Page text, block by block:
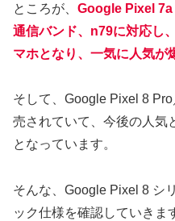
ところが、 Google Pixel 7a
通信バンド、n79に対応し
マホとなり、一気に人気が
そして、Google Pixel 8
売されていて、今後の人気
となっています。
そんな、Google Pixel 8 シ
ック仕様を確認していきま